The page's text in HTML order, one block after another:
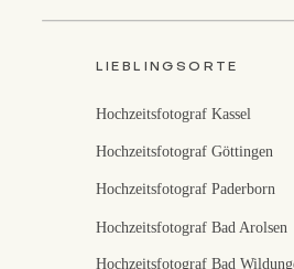
LIEBLINGSORTE
Hochzeitsfotograf Kassel
Hochzeitsfotograf Göttingen
Hochzeitsfotograf Paderborn
Hochzeitsfotograf Bad Arolsen
Hochzeitsfotograf Bad